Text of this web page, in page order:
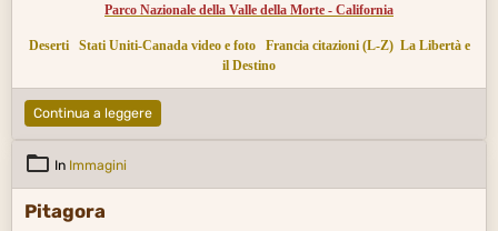
Parco Nazionale della Valle della Morte - California
Deserti Stati Uniti-Canada video e foto Francia citazioni (L-Z) La Libertà e
il Destino
Continua a leggere
In Immagini
Pitagora